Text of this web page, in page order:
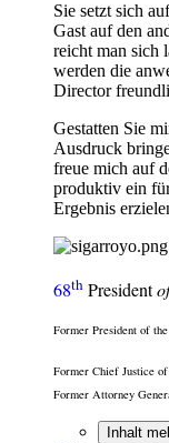
Sie setzt sich
Gast auf den
reicht man sich
werden die
Director
Gestatten Sie
Ausdruck
freue mich auf
produktiv ein
Ergebnis
68th Presidentof
Former President of
Former Chief Justice
Former Attorney
Inhalt